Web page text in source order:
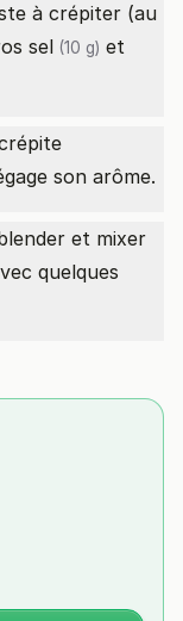
à crépiter (au
sel (10 g) et
son arôme.
et mixer
quelques